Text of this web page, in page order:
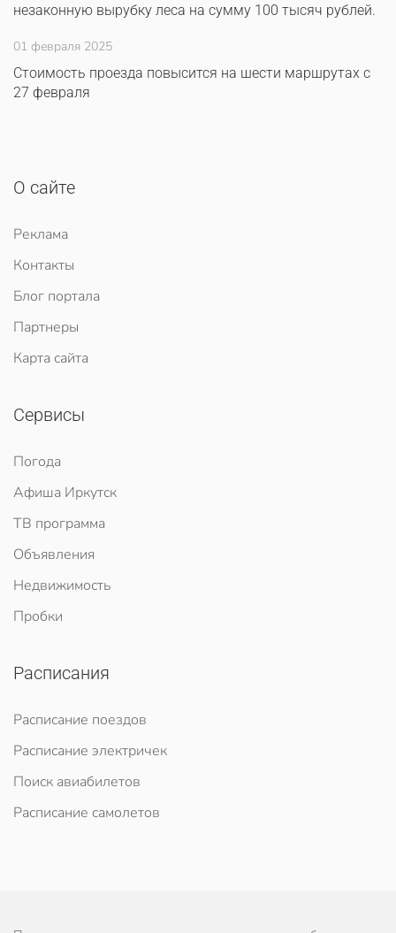
незаконную вырубку леса на сумму 100 тысяч рублей.
01 февраля 2025
Стоимость проезда повысится на шести маршрутах с
27 февраля
О сайте
Реклама
Контакты
Блог портала
Партнеры
Карта сайта
Сервисы
Погода
Афиша Иркутск
ТВ программа
Объявления
Недвижимость
Пробки
Расписания
Расписание поездов
Расписание электричек
Поиск авиабилетов
Расписание самолетов